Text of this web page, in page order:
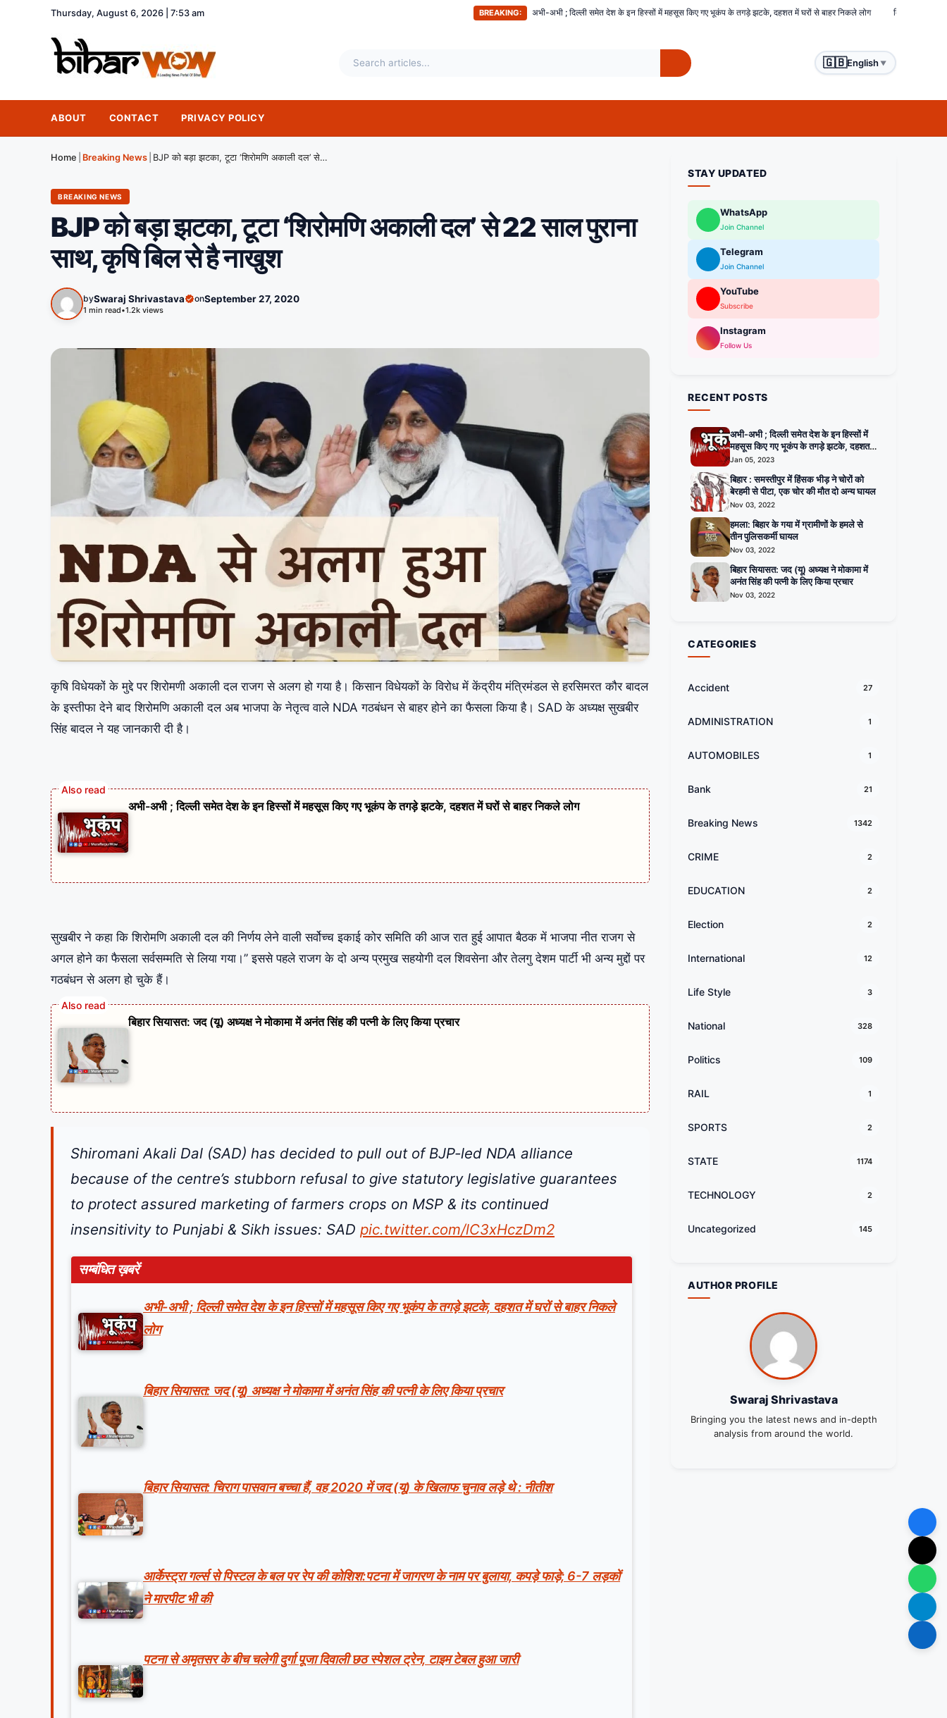
Thursday, August 6, 2026 | 7:53 am BREAKING:
अभी-अभी ; दिल्ली समेत देश के इन हिस्सों में महसूस किए गए भूकंप के तगड़े झटके, दहशत में घरों से बाहर निकले लोग बिहार : समस्तीपुर में हिंसक भीड़ ने चोरों को
🇬🇧English ▼
ABOUT CONTACT PRIVACY POLICY
Home Breaking News BJP को बड़ा झटका, टूटा ‘शिरोमणि अकाली दल’ से 22 साल पुराना साथ, कृषि बिल से है नाखुश
BREAKING NEWS
BJP को बड़ा झटका, टूटा ‘शिरोमणि अकाली दल’ से 22 साल पुराना
साथ, कृषि बिल से है नाखुश
bySwaraj Shrivastava onSeptember 27, 2020
1 min read•1.2k views
कृषि विधेयकों के मुद्दे पर शिरोमणी अकाली दल राजग से अलग हो गया है। किसान विधेयकों के विरोध में केंद्रीय मंत्रिमंडल से हरसिमरत कौर बादल
के इस्तीफा देने बाद शिरोमणि अकाली दल अब भाजपा के नेतृत्व वाले NDA गठबंधन से बाहर होने का फैसला किया है। SAD के अध्यक्ष सुखबीर
सिंह बादल ने यह जानकारी दी है।
अभी-अभी ; दिल्ली समेत देश के इन हिस्सों में महसूस किए गए भूकंप के तगड़े झटके, दहशत में घरों से बाहर निकले लोग
सुखबीर ने कहा कि शिरोमणि अकाली दल की निर्णय लेने वाली सर्वोच्च इकाई कोर समिति की आज रात हुई आपात बैठक में भाजपा नीत राजग से
अगल होने का फैसला सर्वसम्मति से लिया गया।’’ इससे पहले राजग के दो अन्य प्रमुख सहयोगी दल शिवसेना और तेलगु देशम पार्टी भी अन्य मुद्दों पर
गठबंधन से अलग हो चुके हैं।
बिहार सियासत: जद (यू) अध्यक्ष ने मोकामा में अनंत सिंह की पत्नी के लिए किया प्रचार
Shiromani Akali Dal (SAD) has decided to pull out of BJP-led NDA alliance
because of the centre’s stubborn refusal to give statutory legislative guarantees
to protect assured marketing of farmers crops on MSP & its continued
insensitivity to Punjabi & Sikh issues: SAD pic.twitter.com/lC3xHczDm2
सम्बंधित ख़बरें
अभी-अभी ; दिल्ली समेत देश के इन हिस्सों में महसूस किए गए भूकंप के तगड़े झटके, दहशत में घरों से बाहर निकले
लोग
बिहार सियासत: जद (यू) अध्यक्ष ने मोकामा में अनंत सिंह की पत्नी के लिए किया प्रचार
बिहार सियासत: चिराग पासवान बच्चा हैं, वह 2020 में जद (यू) के खिलाफ चुनाव लड़े थे : नीतीश
आर्केस्ट्रा गर्ल्स से पिस्टल के बल पर रेप की कोशिश:पटना में जागरण के नाम पर बुलाया, कपड़े फाड़े; 6-7 लड़कों
ने मारपीट भी की
पटना से अमृतसर के बीच चलेगी दुर्गा पूजा दिवाली छठ स्पेशल ट्रेन, टाइम टेबल हुआ जारी
STAY UPDATED
WhatsApp
Join Channel
Telegram
Join Channel
YouTube
Subscribe
Instagram
Follow Us
RECENT POSTS
अभी-अभी ; दिल्ली समेत देश के इन हिस्सों में
महसूस किए गए भूकंप के तगड़े झटके, दहशत में
घरों से बाहर निकले लोग
Jan 05, 2023
बिहार : समस्तीपुर में हिंसक भीड़ ने चोरों को
बेरहमी से पीटा, एक चोर की मौत दो अन्य घायल
Nov 03, 2022
हमला: बिहार के गया में ग्रामीणों के हमले से
तीन पुलिसकर्मी घायल
Nov 03, 2022
बिहार सियासत: जद (यू) अध्यक्ष ने मोकामा में
अनंत सिंह की पत्नी के लिए किया प्रचार
Nov 03, 2022
CATEGORIES
Accident 27
ADMINISTRATION 1
AUTOMOBILES 1
Bank 21
Breaking News 1342
CRIME 2
EDUCATION 2
Election 2
International 12
Life Style 3
National 328
Politics 109
RAIL 1
SPORTS 2
STATE 1174
TECHNOLOGY 2
Uncategorized 145
AUTHOR PROFILE
Swaraj Shrivastava
Bringing you the latest news and in-depth
analysis from around the world.